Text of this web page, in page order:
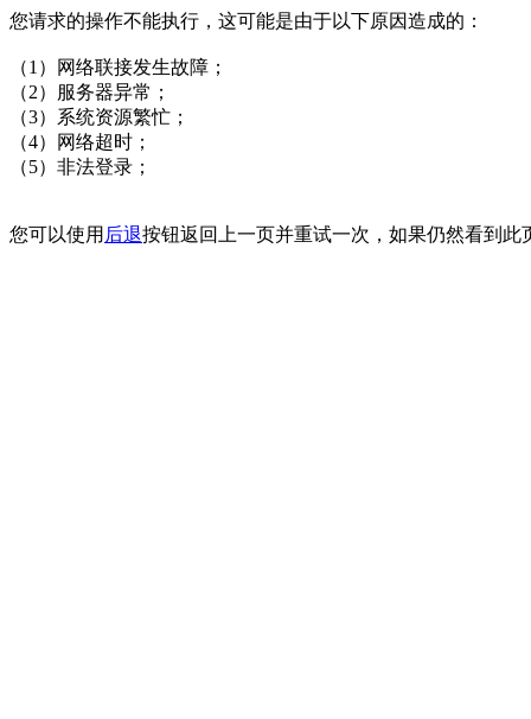
您请求的操作不能执行，这可能是由于以下原因造成的：
（1）网络联接发生故障；
（2）服务器异常；
（3）系统资源繁忙；
（4）网络超时；
（5）非法登录；
您可以使用 后退按钮返回上一页并重试一次，如果仍然看到此